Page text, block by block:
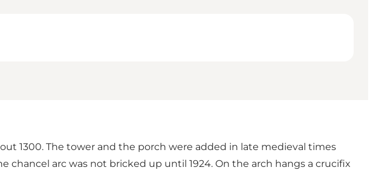
1300. The tower and the porch were added in late medieval times
arc was not bricked up until 1924. On the arch hangs a crucifix